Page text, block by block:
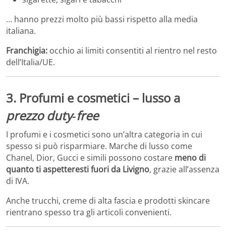
… hanno prezzi molto più bassi rispetto alla media
italiana.
Franchigia: occhio ai limiti consentiti al rientro nel resto
dell’Italia/UE.
3. Profumi e cosmetici – lusso a
prezzo duty‑free
I profumi e i cosmetici sono un’altra categoria in cui
spesso si può risparmiare. Marche di lusso come
Chanel, Dior, Gucci e simili possono costare meno di
quanto ti aspetteresti fuori da Livigno, grazie all’assenza
di IVA.
Anche trucchi, creme di alta fascia e prodotti skincare
rientrano spesso tra gli articoli convenienti.